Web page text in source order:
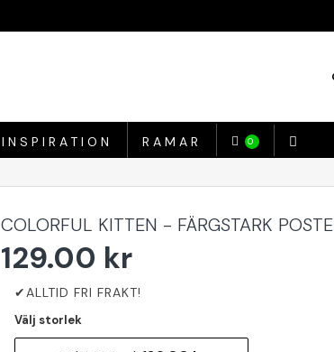
INSPIRATION RAMAR 0
COLORFUL KITTEN - FÄRGSTARK
129.00 kr
Välj storlek